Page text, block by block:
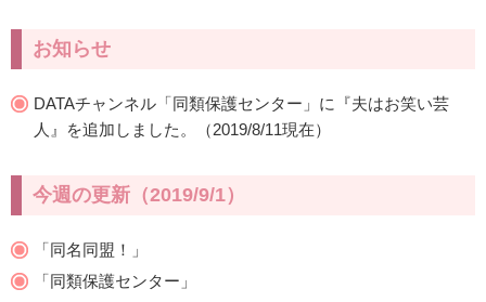
お知らせ
DATAチャンネル「同類保護センター」に『夫はお笑い芸
人』を追加しました。（2019/8/11現在）
今週の更新（2019/9/1）
「同名同盟！」
「同類保護センター」